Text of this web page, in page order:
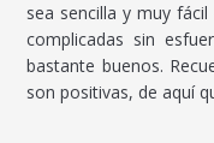
sea sencilla y muy
complicadas sin
bastante buenos.
son positivas, de aquí